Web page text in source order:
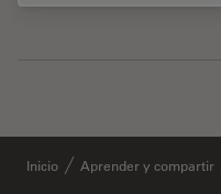
Inicio Aprender y compartir